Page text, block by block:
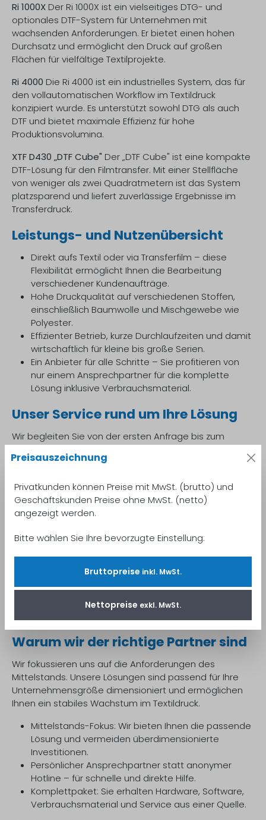
Ri 1000X Der Ri 1000X ist ein vielseitiges DTG- und
optionales DTF-System für Unternehmen mit
wachsenden Anforderungen. Er bietet einen hohen
Durchsatz und ermöglicht den Druck auf großen
Flächen für vielfältige Textilprojekte.
Ri 4000 Die Ri 4000 ist ein industrielles System, das für
den vollautomatischen Workflow im Textildruck
konzipiert wurde. Es unterstützt sowohl DTG als auch
DTF und bietet maximale Effizienz für hohe
Produktionsvolumina.
XTF D430 „DTF Cube" Der „DTF Cube" ist eine kompakte
DTF-Lösung für den Filmtransfer. Mit einer Stellfläche
von weniger als zwei Quadratmetern ist das System
platzsparend und liefert zuverlässige Ergebnisse im
Transferdruck.
Leistungs- und Nutzenübersicht
Direkt aufs Textil oder via Transferfilm – diese
Flexibilität ermöglicht Ihnen die Bearbeitung
verschiedener Kundenaufträge.
Hohe Druckqualität auf verschiedenen Stoffen,
einschließlich Baumwolle und Mischgewebe wie
Polyester.
Effizienter Betrieb, kurze Durchlaufzeiten und damit
wirtschaftlich für kleine bis große Serien.
Ein Anbieter für alle Schritte – Sie profitieren von
nur einem Ansprechpartner für die komplette
Lösung inklusive Verbrauchsmaterial.
Unser Service rund um Ihre Lösung
Wir begleiten Sie von der ersten Anfrage bis zum
firmeneigener Service sorgt für eine schnelle
Produktionsalltag.
Beratung und Analyse Ihrer bestehenden
Professionelle Installation und Inbetriebnahme der
Umfassende Schulung Ihrer Mitarbeiter für einen
effizienten Umgang mit dem System
Wartung, Support und Ersatzteile durch unseren
Warum wir der richtige Partner sind
Wir fokussieren uns auf die Anforderungen des
Mittelstands. Unsere Lösungen sind passend für Ihre
Unternehmensgröße dimensioniert und ermöglichen
Ihnen ein stabiles Wachstum im Textildruck.
Mittelstands-Fokus: Wir bieten Ihnen die passende
Lösung und vermeiden überdimensionierte
Investitionen.
Persönlicher Ansprechpartner statt anonymer
Hotline – für schnelle und direkte Hilfe.
Komplettpaket: Sie erhalten Hardware, Software,
Verbrauchsmaterial und Service aus einer Quelle.
Preisauszeichnung
Privatkunden können Preise mit MwSt. (brutto) und
Geschäftskunden Preise ohne MwSt. (netto)
angezeigt werden.
Bitte wählen Sie Ihre bevorzugte Einstellung:
Bruttopreise inkl. MwSt.
Nettopreise exkl. MwSt.